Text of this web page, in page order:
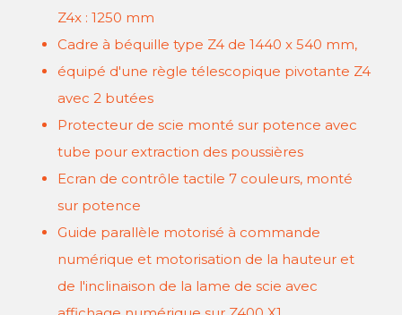
Z4x : 1250 mm
Cadre à béquille type Z4 de 1440 x 540 mm,
équipé d'une règle télescopique pivotante Z4
avec 2 butées
Protecteur de scie monté sur potence avec
tube pour extraction des poussières
Ecran de contrôle tactile 7 couleurs, monté
sur potence
Guide parallèle motorisé à commande
numérique et motorisation de la hauteur et
de l'inclinaison de la lame de scie avec